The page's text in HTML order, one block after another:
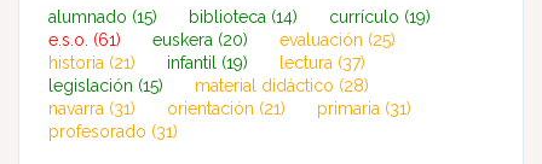
alumnado (15) biblioteca (14) currículo (19)
e.s.o. (61) euskera (20) evaluación (25)
historia (21) infantil (19) lectura (37)
legislación (15) material didáctico (28)
navarra (31) orientación (21) primaria (31)
profesorado (31)